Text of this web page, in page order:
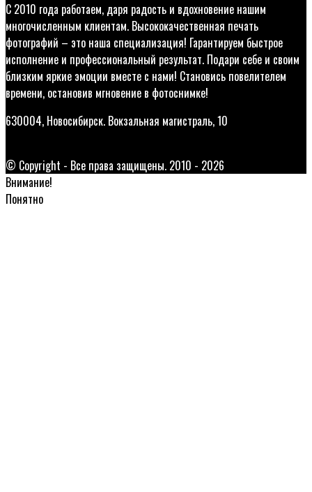
С 2010 года работаем, даря радость и вдохновение нашим
многочисленным клиентам. Высококачественная печать
фотографий – это наша специализация! Гарантируем быстрое
исполнение и профессиональный результат. Подари себе и своим
близким яркие эмоции вместе с нами! Становись повелителем
времени, остановив мгновение в фотоснимке!
630004, Новосибирск. Вокзальная магистраль, 10
© Copyright - Все права защищены. 2010 - 2026
Внимание!
Понятно